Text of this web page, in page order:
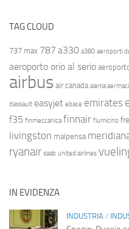
TAG CLOUD
737 max 787 a330 a380 aeroporti
aeroporto orio al serio
airbus air canada alenia
dassault easyjet ebace emirates
f35 finmeccanica finnair fiumicino
livingston malpensa
ryanair saab united airlines
IN EVIDENZA
INDUSTRIA /